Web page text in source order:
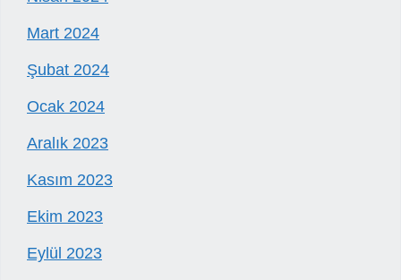
Mart 2024
Şubat 2024
Ocak 2024
Aralık 2023
Kasım 2023
Ekim 2023
Eylül 2023